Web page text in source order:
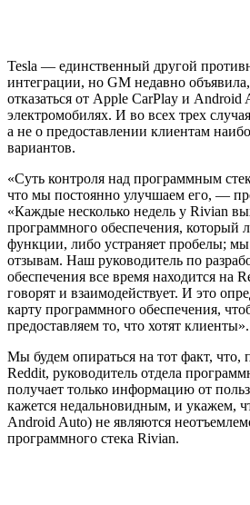
Tesla — единственный другой
интеграции, но GM недавно
отказаться от Apple CarPlay и
электромобилях. И во всех трех
а не о предоставлении клиентам
вариантов.
«Суть контроля над программным
что мы постоянно улучшаем его, —
«Каждые несколько недель у Rivian
программного обеспечения, который
функции, либо устраняет пробелы;
отзывам. Наш руководитель по
обеспечения все время находится на
говорят и взаимодействует. И это
карту программного обеспечения,
предоставляем то, что хотят клиенты».
Мы будем опираться на тот факт, что,
Reddit, руководитель отдела
получает только информацию от
кажется недальновидным, и укажем,
Android Auto) не являются
программного стека Rivian.